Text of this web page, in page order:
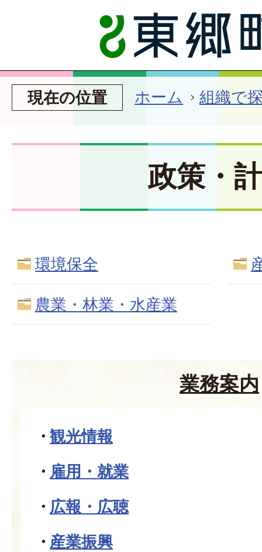
現在の位置 ホーム 組織で
政策・
環境保全
農業・林業・水産業
業務案内
観光情報
雇用・就業
広報・広聴
産業振興